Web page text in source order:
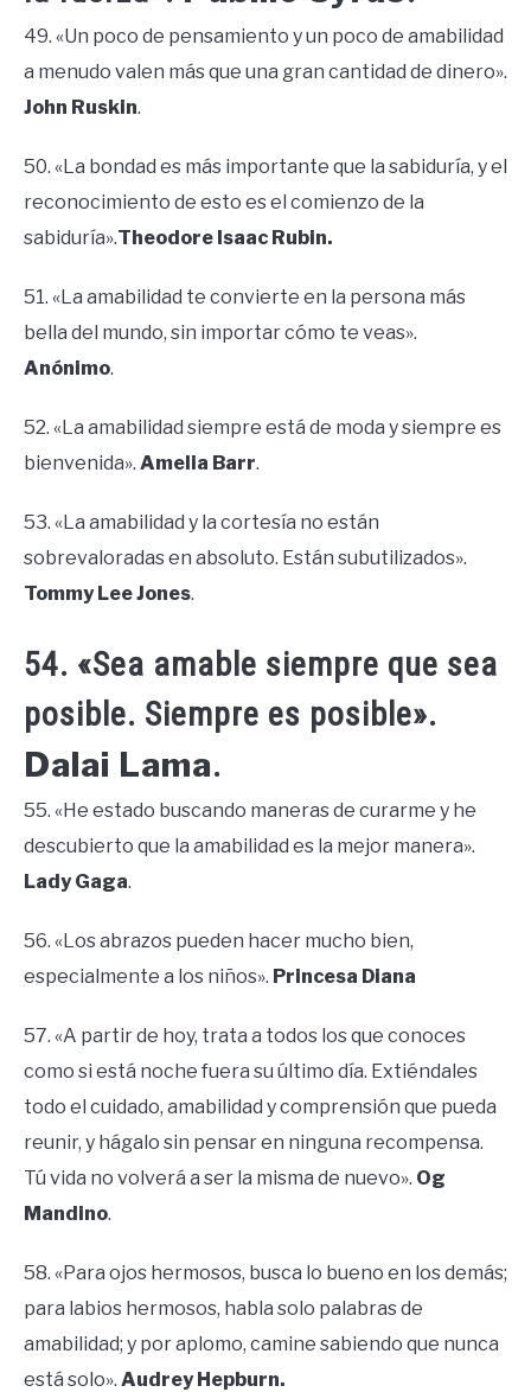
49. «Un poco de pensamiento y un poco de amabilidad
a menudo valen más que una gran cantidad de dinero».
John Ruskin.
50. «La bondad es más importante que la sabiduría, y el
reconocimiento de esto es el comienzo de la
sabiduría».Theodore Isaac Rubin.
51. «La amabilidad te convierte en la persona más
bella del mundo, sin importar cómo te veas».
Anónimo.
52. «La amabilidad siempre está de moda y siempre es
bienvenida». Amelia Barr.
53. «La amabilidad y la cortesía no están
sobrevaloradas en absoluto. Están subutilizados».
Tommy Lee Jones.
54. «Sea amable siempre que sea
posible. Siempre es posible».
Dalai Lama.
55. «He estado buscando maneras de curarme y he
descubierto que la amabilidad es la mejor manera».
Lady Gaga.
56. «Los abrazos pueden hacer mucho bien,
especialmente a los niños». Princesa Diana
57. «A partir de hoy, trata a todos los que conoces
como si está noche fuera su último día. Extiéndales
todo el cuidado, amabilidad y comprensión que pueda
reunir, y hágalo sin pensar en ninguna recompensa.
Tú vida no volverá a ser la misma de nuevo». Og
Mandino.
58. «Para ojos hermosos, busca lo bueno en los demás;
para labios hermosos, habla solo palabras de
amabilidad; y por aplomo, camine sabiendo que nunca
está solo». Audrey Hepburn.